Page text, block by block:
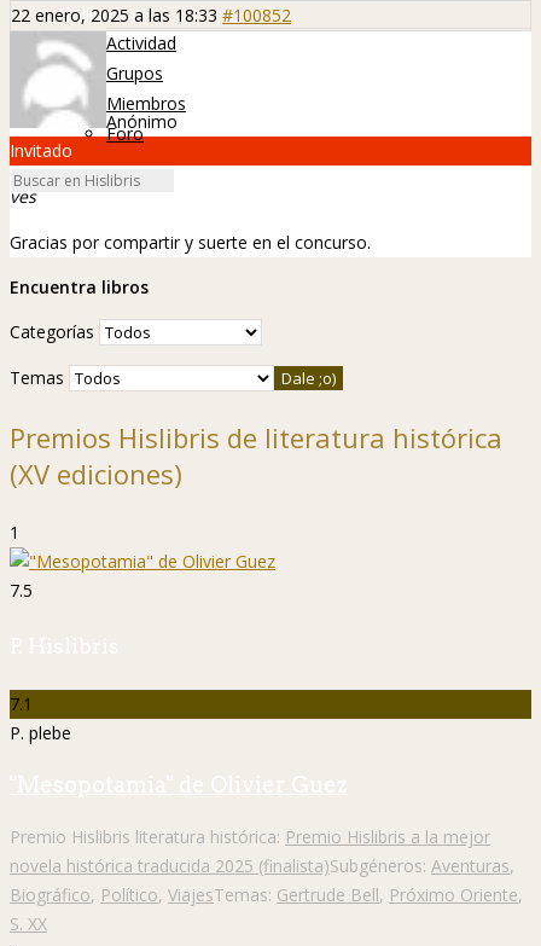
Hislibreños
Actividad
Grupos
Miembros
Foro
22 enero, 2025 a las 18:33 #100852
Anónimo
Invitado
ves
Gracias por compartir y suerte en el concurso.
Encuentra libros
Categorías
Temas
Premios Hislibris de literatura histórica
(XV ediciones)
1
7.5
P. Hislibris
7.1
P. plebe
"Mesopotamia" de Olivier Guez
Premio Hislibris literatura histórica: Premio Hislibris a la mejor
novela histórica traducida 2025 (finalista)Subgéneros: Aventuras,
Biográfico, Político, ViajesTemas: Gertrude Bell, Próximo Oriente,
S. XX